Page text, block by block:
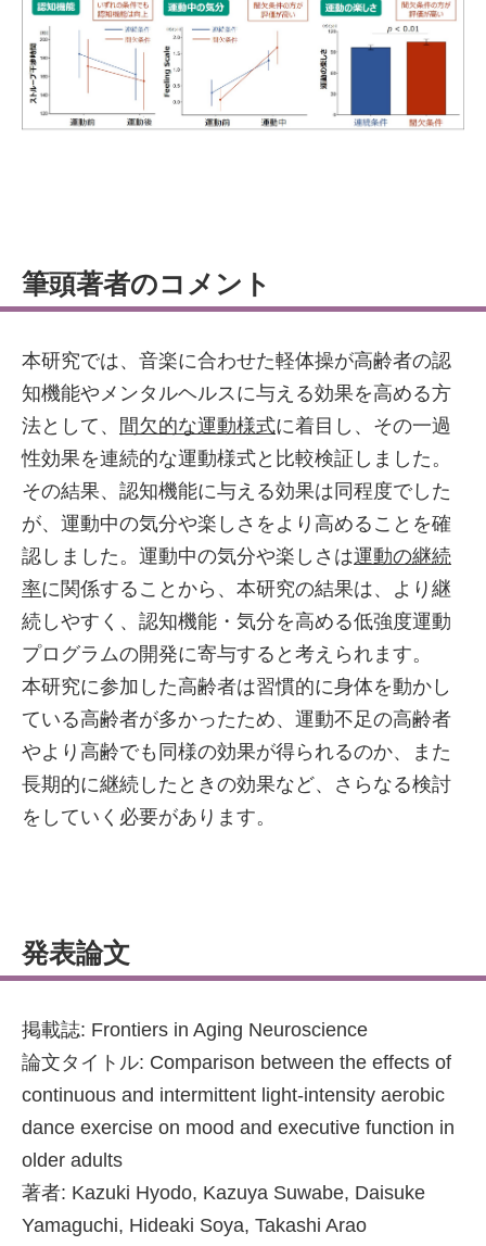
筆頭著者のコメント
本研究では、音楽に合わせた軽体操が高齢者の認
知機能やメンタルヘルスに与える効果を高める方
法として、 間欠的な運動様式に着目し、その一過
性効果を連続的な運動様式と比較検証しました。
その結果、認知機能に与える効果は同程度でした
が、運動中の気分や楽しさをより高めることを確
認しました。運動中の気分や楽しさは運動の継続
率に関係することから、本研究の結果は、より継
続しやすく、認知機能・気分を高める低強度運動
プログラムの開発に寄与すると考えられます。
本研究に参加した高齢者は習慣的に身体を動かし
ている高齢者が多かったため、運動不足の高齢者
やより高齢でも同様の効果が得られるのか、また
長期的に継続したときの効果など、さらなる検討
をしていく必要があります。
発表論文
掲載誌: Frontiers in Aging Neuroscience
論文タイトル: Comparison between the effects of
continuous and intermittent light-intensity aerobic
dance exercise on mood and executive function in
older adults
著者: Kazuki Hyodo, Kazuya Suwabe, Daisuke
Yamaguchi, Hideaki Soya, Takashi Arao